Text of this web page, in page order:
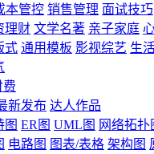
本管控 销售管理 面试技巧
理财 文学名著 亲子家庭
式 通用模板 影视综艺 生
费
新发布 达人作品
图 ER图 UML图 网络拓扑
电路图 图表/表格 架构图